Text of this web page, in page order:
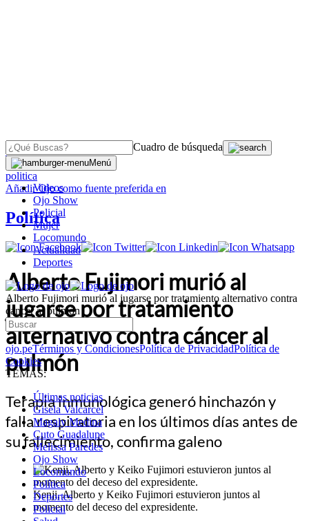
Cuadro de búsqueda
Menú
Videos
Ojo Show
Policial
Mujer
Locomundo
Actualidad
Deportes
Alberto Fujimori murió al jugarse por tratamiento alternativo contra
cáncer al pulmón
ojo.peTérminos y CondicionesPolítica de PrivacidadPolítica de
Cookies
TEMAS:
Últimas noticias
Gisela Valcarcel
Magaly Medina
Cuto Guadalupe
Melissa Paredes
Ojo Show
Locomundo
Política
Deportes
Policial
OJO
politica
AñadirOjocomo fuente preferida en
Política
Alberto Fujimori murió al
jugarse por tratamiento
alternativo contra cáncer al
pulmón
Terapia inmunológica generó hinchazón y
falla respiratoria en los últimos días antes de
su fallecimiento, confirma galeno
Kenji, Alberto y Keiko Fujimori estuvieron juntos al
momento del deceso del expresidente.